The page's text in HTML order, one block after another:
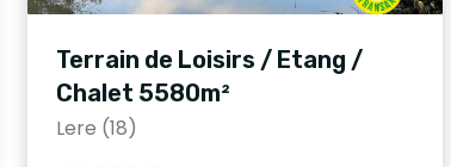
Terrain de Loisirs / Etang /
Chalet 5580m²
Lere (18)